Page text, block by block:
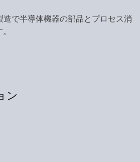
で半導体機器の部品とプロセス消
ン